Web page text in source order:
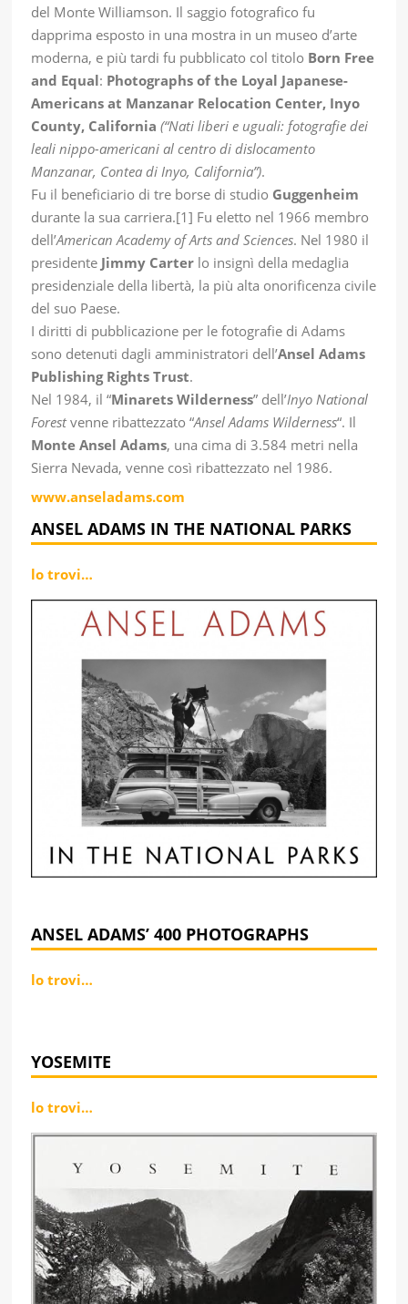
del Monte Williamson. Il saggio fotografico fu
dapprima esposto in una mostra in un museo d’arte
moderna, e più tardi fu pubblicato col titolo Born Free
and Equal: Photographs of the Loyal Japanese-
Americans at Manzanar Relocation Center, Inyo
County, California (“Nati liberi e uguali: fotografie dei
leali nippo-americani al centro di dislocamento
Manzanar, Contea di Inyo, California”).
Fu il beneficiario di tre borse di studio Guggenheim
durante la sua carriera.[1] Fu eletto nel 1966 membro
dell’American Academy of Arts and Sciences. Nel 1980 il
presidente Jimmy Carter lo insignì della medaglia
presidenziale della libertà, la più alta onorificenza civile
del suo Paese.
I diritti di pubblicazione per le fotografie di Adams
sono detenuti dagli amministratori dell’Ansel Adams
Publishing Rights Trust.
Nel 1984, il “Minarets Wilderness” dell’Inyo National
Forestvenne ribattezzato “Ansel Adams Wilderness“. Il
Monte Ansel Adams, una cima di 3.584 metri nella
Sierra Nevada, venne così ribattezzato nel 1986.
www.anseladams.com
ANSEL ADAMS IN THE NATIONAL PARKS
lo trovi…
ANSEL ADAMS’ 400 PHOTOGRAPHS
lo trovi…
YOSEMITE
lo trovi…